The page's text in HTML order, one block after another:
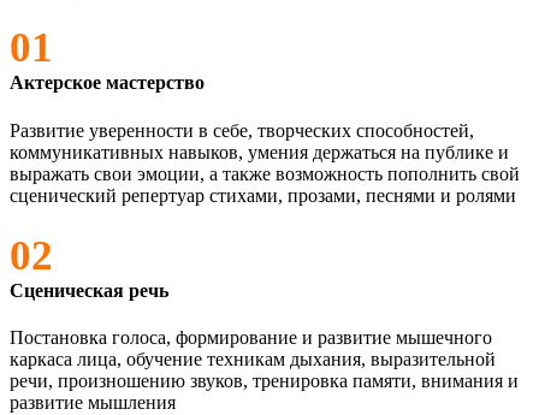
01
Актерское мастерство
Развитие уверенности в себе, творческих способностей,
коммуникативных навыков, умения держаться на публике и
выражать свои эмоции, а также возможность пополнить свой
сценический репертуар стихами, прозами, песнями и ролями
02
Сценическая речь
Постановка голоса, формирование и развитие мышечного
каркаса лица, обучение техникам дыхания, выразительной
речи, произношению звуков, тренировка памяти, внимания и
развитие мышления